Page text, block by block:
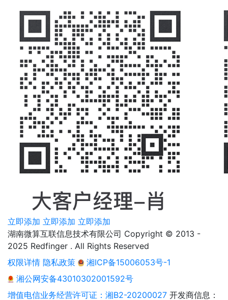
立即添加 立即添加 立即添加
湖南微算互联信息技术有限公司 Copyright © 2013 -
2025 Redfinger . All Rights Reserved
权限详情 隐私政策
湘ICP备15006053号-1
湘公网安备43010302001592号
增值电信业务经营许可证：湘B2-20200027 开发商信息：